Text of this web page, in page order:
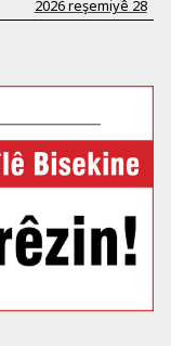
2026 reşemiyê 28